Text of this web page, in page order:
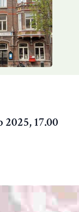
2025, 17.00